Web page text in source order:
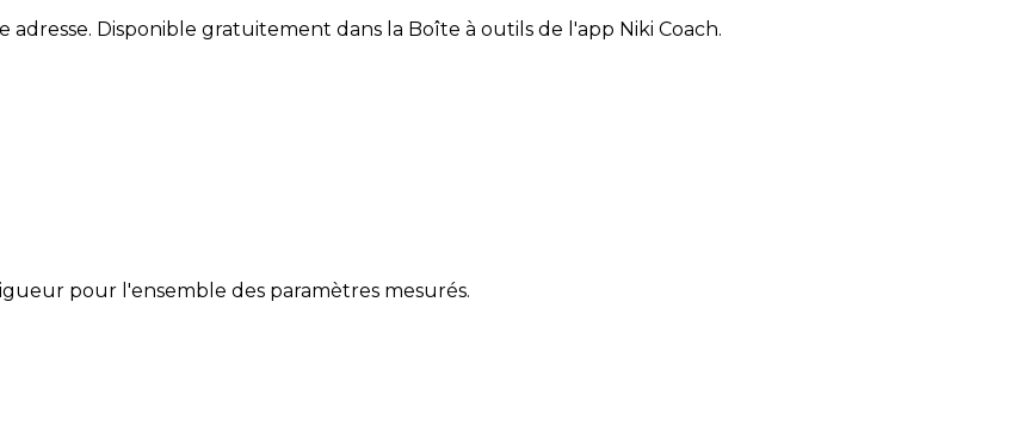
Disponible gratuitement dans la Boîte à outils de l'app Niki Coach.
pour l'ensemble des paramètres mesurés.